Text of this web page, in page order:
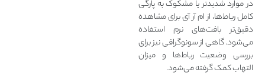
در موارد شدیدتر یا مشکوک به پارگی
کامل رباط‌ها، از ام‌ آر‌ آی برای مشاهده
دقیق‌تر بافت‌های نرم استفاده
می‌شود. گاهی از سونوگرافی نیز برای
بررسی وضعیت رباط‌ها و میزان
التهاب کمک گرفته می‌شود.